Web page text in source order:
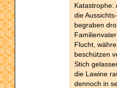
Katastrophe:
die
begraben
Flucht,
beschützen
Stich
die Lawine
dennoch in